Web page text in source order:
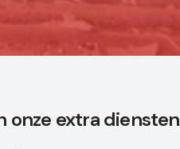
onze extra diensten